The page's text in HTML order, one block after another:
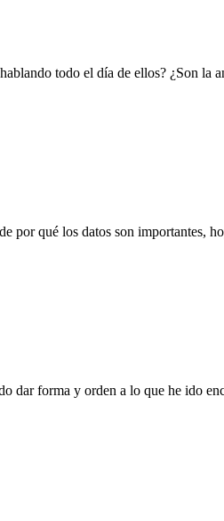
todo el día de ellos? ¿Son la
por qué los datos son importantes,
dar forma y orden a lo que he ido